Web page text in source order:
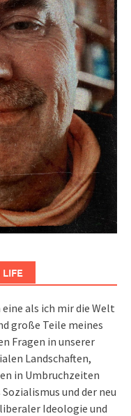
als ich mir die Welt
große Teile meines
Fragen in unserer
Landschaften,
in Umbruchzeiten
und der neu
Ideologie und